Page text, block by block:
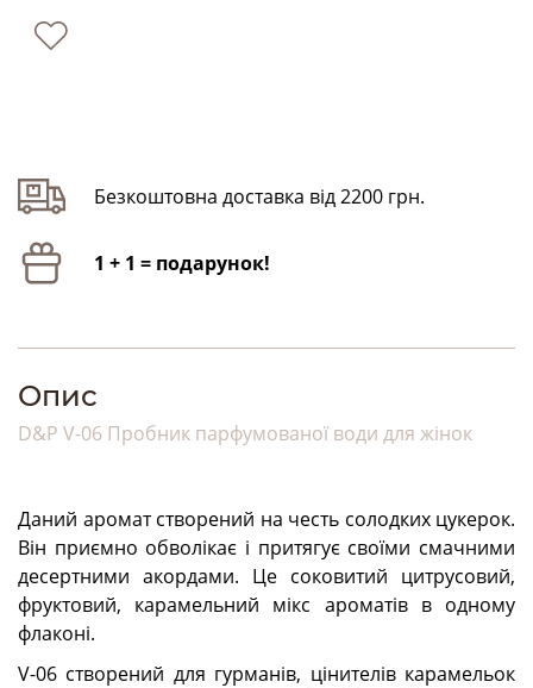
Безкоштовна доставка від 2200 грн.
1 + 1 = подарунок!
Опис
D&P V-06 Пробник парфумованої води для жінок
Даний аромат створений на честь солодких цукерок.
Він приємно обволікає і притягує своїми смачними
десертними акордами. Це соковитий цитрусовий,
фруктовий, карамельний мікс ароматів в одному
флаконі.
V-06 створений для гурманів, цінителів карамельок